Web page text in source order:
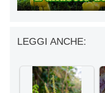
LEGGI ANCHE: